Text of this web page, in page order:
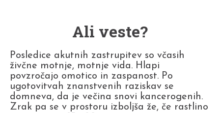
Ali veste?
Posledice akutnih zastrupitev so včasih
živčne motnje, motnje vida. Hlapi
povzročajo omotico in zaspanost. Po
ugotovitvah znanstvenih raziskav se
domneva, da je večina snovi kancerogenih.
Zrak pa se v prostoru izboljša že, če rastlino